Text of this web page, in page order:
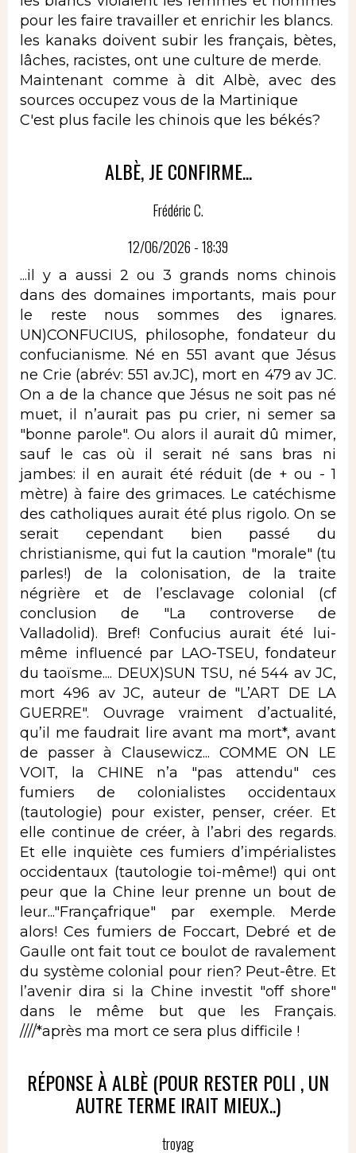
pour les faire travailler et enrichir les blancs.
les kanaks doivent subir les français, bètes,
lâches, racistes, ont une culture de merde.
Maintenant comme à dit Albè, avec des
sources occupez vous de la Martinique
C'est plus facile les chinois que les békés?
ALBÈ, JE CONFIRME...
Frédéric C.
12/06/2026 - 18:39
...il y a aussi 2 ou 3 grands noms chinois
dans des domaines importants, mais pour
le reste nous sommes des ignares.
UN)CONFUCIUS, philosophe, fondateur du
confucianisme. Né en 551 avant que Jésus
ne Crie (abrév: 551 av.JC), mort en 479 av JC.
On a de la chance que Jésus ne soit pas né
muet, il n’aurait pas pu crier, ni semer sa
"bonne parole". Ou alors il aurait dû mimer,
sauf le cas où il serait né sans bras ni
jambes: il en aurait été réduit (de + ou - 1
mètre) à faire des grimaces. Le catéchisme
des catholiques aurait été plus rigolo. On se
serait cependant bien passé du
christianisme, qui fut la caution "morale" (tu
parles!) de la colonisation, de la traite
négrière et de l’esclavage colonial (cf
conclusion de "La controverse de
Valladolid). Bref! Confucius aurait été lui-
même influencé par LAO-TSEU, fondateur
du taoïsme.... DEUX)SUN TSU, né 544 av JC,
mort 496 av JC, auteur de "L’ART DE LA
GUERRE". Ouvrage vraiment d’actualité,
qu’il me faudrait lire avant ma mort*, avant
de passer à Clausewicz... COMME ON LE
VOIT, la CHINE n’a "pas attendu" ces
fumiers de colonialistes occidentaux
(tautologie) pour exister, penser, créer. Et
elle continue de créer, à l’abri des regards.
Et elle inquiète ces fumiers d’impérialistes
occidentaux (tautologie toi-même!) qui ont
peur que la Chine leur prenne un bout de
leur..."Françafrique" par exemple. Merde
alors! Ces fumiers de Foccart, Debré et de
Gaulle ont fait tout ce boulot de ravalement
du système colonial pour rien? Peut-être. Et
l’avenir dira si la Chine investit "off shore"
dans le même but que les Français.
////*après ma mort ce sera plus difficile !
RÉPONSE À ALBÈ (POUR RESTER POLI , UN
AUTRE TERME IRAIT MIEUX..)
troyag